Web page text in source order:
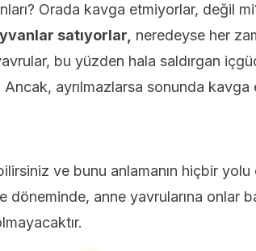
Orada kavga etmiyorlar, değil
satıyorlar, neredeyse her
bu yüzden hala saldırgan
ayrılmazlarsa sonunda kavga
ve bunu anlamanın hiçbir yolu
döneminde, anne yavrularına onlar